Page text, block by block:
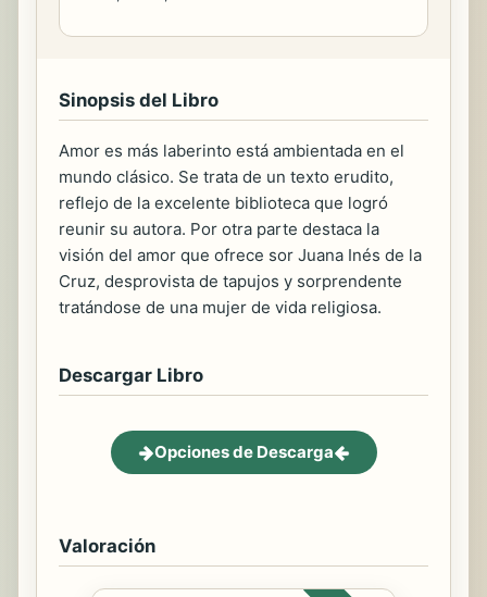
Sinopsis del Libro
Amor es más laberinto está ambientada en el
mundo clásico. Se trata de un texto erudito,
reflejo de la excelente biblioteca que logró
reunir su autora. Por otra parte destaca la
visión del amor que ofrece sor Juana Inés de la
Cruz, desprovista de tapujos y sorprendente
tratándose de una mujer de vida religiosa.
Descargar Libro
Opciones de Descarga
Valoración